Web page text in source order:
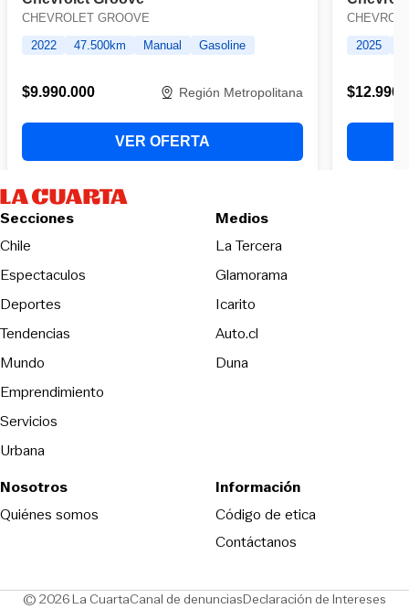
Secciones
Chile
Espectaculos
Deportes
Tendencias
Mundo
Emprendimiento
Servicios
Urbana
Medios
La TerceraOpens in new
Glamorama
Icarito
Auto.cl
DunaOpens in new window
Nosotros
Quiénes somos
Información
Código de eticaOpens in new
Contáctanos
© 2026 La CuartaCanal de denunciasOpens in new window
Declaración de Intereses